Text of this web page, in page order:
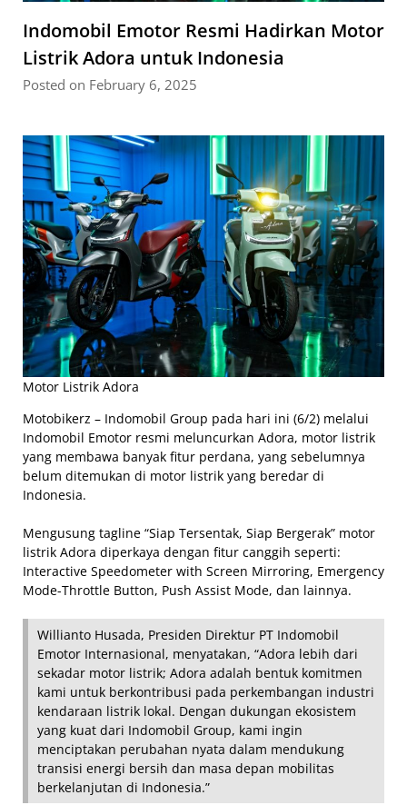
Indomobil Emotor Resmi Hadirkan Motor
Listrik Adora untuk Indonesia
Posted on February 6, 2025
Motor Listrik Adora
Motobikerz – Indomobil Group pada hari ini (6/2) melalui
Indomobil Emotor resmi meluncurkan Adora, motor listrik
yang membawa banyak fitur perdana, yang sebelumnya
belum ditemukan di motor listrik yang beredar di
Indonesia.
Mengusung tagline “Siap Tersentak, Siap Bergerak” motor
listrik Adora diperkaya dengan fitur canggih seperti:
Interactive Speedometer with Screen Mirroring, Emergency
Mode-Throttle Button, Push Assist Mode, dan lainnya.
Willianto Husada, Presiden Direktur PT Indomobil
Emotor Internasional, menyatakan, “Adora lebih dari
sekadar motor listrik; Adora adalah bentuk komitmen
kami untuk berkontribusi pada perkembangan industri
kendaraan listrik lokal. Dengan dukungan ekosistem
yang kuat dari Indomobil Group, kami ingin
menciptakan perubahan nyata dalam mendukung
transisi energi bersih dan masa depan mobilitas
berkelanjutan di Indonesia.”